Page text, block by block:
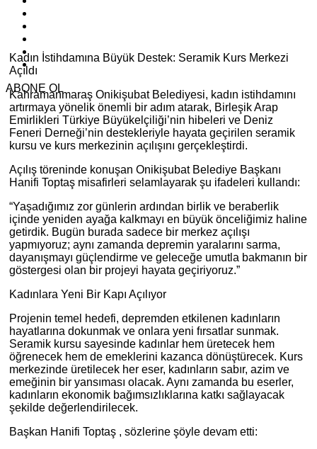
ABONE OL
Kadın İstihdamına Büyük Destek: Seramik Kurs Merkezi
Açıldı
Kahramanmaraş Onikişubat Belediyesi, kadın istihdamını
artırmaya yönelik önemli bir adım atarak, Birleşik Arap
Emirlikleri Türkiye Büyükelçiliği’nin hibeleri ve Deniz
Feneri Derneği’nin destekleriyle hayata geçirilen seramik
kursu ve kurs merkezinin açılışını gerçekleştirdi.
Açılış töreninde konuşan Onikişubat Belediye Başkanı
Hanifi Toptaş misafirleri selamlayarak şu ifadeleri kullandı:
“Yaşadığımız zor günlerin ardından birlik ve beraberlik
içinde yeniden ayağa kalkmayı en büyük önceliğimiz haline
getirdik. Bugün burada sadece bir merkez açılışı
yapmıyoruz; aynı zamanda depremin yaralarını sarma,
dayanışmayı güçlendirme ve geleceğe umutla bakmanın bir
göstergesi olan bir projeyi hayata geçiriyoruz.”
Kadınlara Yeni Bir Kapı Açılıyor
Projenin temel hedefi, depremden etkilenen kadınların
hayatlarına dokunmak ve onlara yeni fırsatlar sunmak.
Seramik kursu sayesinde kadınlar hem üretecek hem
öğrenecek hem de emeklerini kazanca dönüştürecek. Kurs
merkezinde üretilecek her eser, kadınların sabır, azim ve
emeğinin bir yansıması olacak. Aynı zamanda bu eserler,
kadınların ekonomik bağımsızlıklarına katkı sağlayacak
şekilde değerlendirilecek.
Başkan Hanifi Toptaş , sözlerine şöyle devam etti: